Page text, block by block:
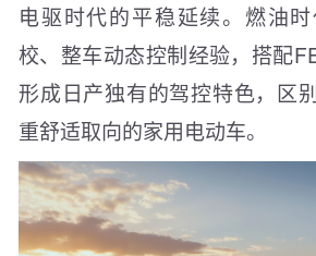
电驱时代的平稳延续。燃油
校、整车动态控制经验，搭配
形成日产独有的驾控特色，区
重舒适取向的家用电动车。